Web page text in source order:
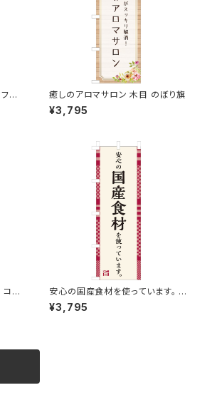
ェ 癒しのアロマサロン 木目 のぼり旗
¥3,795
コー
安心の国産食材を使っています。 の
ぼり旗
¥3,795